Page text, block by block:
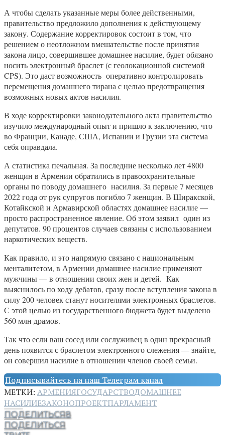
А чтобы сделать указанные меры более действенными,
правительство предложило дополнения к действующему
закону. Содержание корректировок состоит в том, что
решением о неотложном вмешательстве после принятия
закона лицо, совершившее домашнее насилие, будет обязано
носить электронный браслет (с геолокационной системой
CPS). Это даст возможность оперативно контролировать
перемещения домашнего тирана с целью предотвращения
возможных новых актов насилия.
В ходе корректировки законодательного акта правительство
изучило международный опыт и пришло к заключению, что
во Франции, Канаде, США, Испании и Грузии эта система
себя оправдала.
А статистика печальная. За последние несколько лет 4800
женщин в Армении обратились в правоохранительные
органы по поводу домашнего насилия. За первые 7 месяцев
2022 года от рук супругов погибло 7 женщин. В Ширакской,
Котайкской и Армавирской областях домашнее насилие —
просто распространенное явление. Об этом заявил один из
депутатов. 90 процентов случаев связаны с использованием
наркотических веществ.
Как правило, и это напрямую связано с национальным
менталитетом, в Армении домашнее насилие применяют
мужчины — в отношении своих жен и детей. Как
выяснилось по ходу дебатов, сразу после вступления закона в
силу 200 человек станут носителями электронных браслетов.
С этой целью из государственного бюджета будет выделено
560 млн драмов.
Так что если ваш сосед или сослуживец в один прекрасный
день появится с браслетом электронного слежения — знайте,
он совершил насилие в отношении членов своей семьи.
Подписывайтесь на наш Телеграм канал
МЕТКИ: АРМЕНИЯГОСУДАРСТВОДОМАШНЕЕ
НАСИЛИЕЗАКОНОПРОЕКТПАРЛАМЕНТ
ПОДЕЛИТЬСЯ8
ПОДЕЛИТЬСЯ